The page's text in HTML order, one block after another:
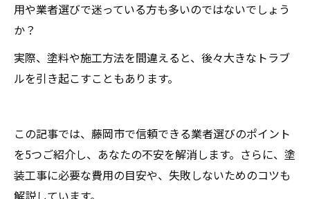
用や業者選びで迷っている方も多いのではないでしょう
か？
実際、塗料や施工方法を間違えると、後々大きなトラブ
ルを引き起こすこともあります。
この記事では、藤岡市で信頼できる業者選びのポイント
を5つご紹介し、あなたの不安を解消します。さらに、塗
装工事に必要な費用の目安や、失敗しないためのコツも
解説しています。